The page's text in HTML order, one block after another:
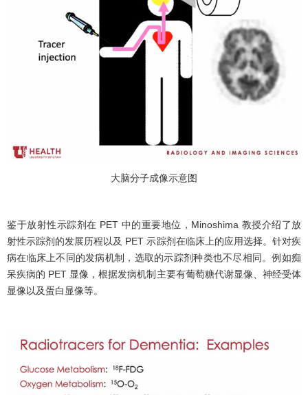
大脑分子成像示意图
鉴于放射性示踪剂在 PET 中的重要地位，Minoshima 教授介绍了放
射性示踪剂的发展历程以及 PET 示踪剂在临床上的应用选择。针对疾
病在临床上不同的发病机制，选取的示踪剂种类也不尽相同。例如痴
呆疾病的 PET 显像，根据发病机制主要有葡萄糖代谢显像、神经受体
显像以及蛋白显像等。